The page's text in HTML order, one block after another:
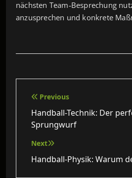
nächsten Team‑Besprechung
anzusprechen und konkrete
Beitragsnavigation
Previous
Handball-Technik: Der
Sprungwurf
Next
Handball-Physik: Warum